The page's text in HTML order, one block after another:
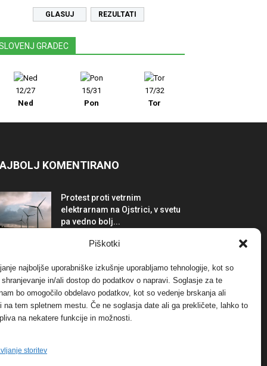
Piškotki
najboljše uporabniške izkušnje uporabljamo tehnologije, kot so
in/ali dostop do podatkov o napravi. Soglasje za te
bo omogočilo obdelavo podatkov, kot so vedenje brskanja ali
na tem spletnem mestu. Če ne soglasja date ali ga prekličete, lahko to
na nekatere funkcije in možnosti.
storitev
REZULTATI
GRADEC
12/27
Ned
15/31
Pon
17/32
Tor
KOMENTIRANO
Protest proti vetrnim
elektrarnam na Ojstrici, v svetu
pa vedno bolj...
elektrarnam Verbund
Dogodki 29. januarja, 2018
FOTO: Razstava cvetličarskega